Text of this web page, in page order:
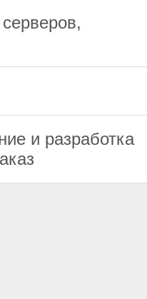
и разработка